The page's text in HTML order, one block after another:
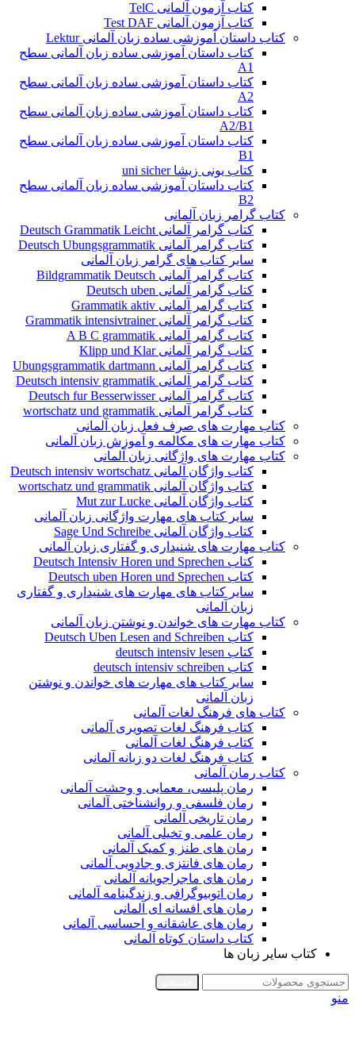
کتاب آزمون آلمانی TelC
کتاب آزمون آلمانی Test DAF
کتاب داستان آموزشی ساده زبان آلمانی Lektur
کتاب داستان آموزشی ساده زبان آلمانی سطح
A1
کتاب داستان آموزشی ساده زبان آلمانی سطح
A2
کتاب داستان آموزشی ساده زبان آلمانی سطح
A2/B1
کتاب داستان آموزشی ساده زبان آلمانی سطح
B1
کتاب یونی زیشا uni sicher
کتاب داستان آموزشی ساده زبان آلمانی سطح
B2
کتاب گرامر زبان آلمانی
کتاب گرامر آلمانی Deutsch Grammatik Leicht
کتاب گرامر آلمانی Deutsch Ubungsgrammatik
سایر کتاب های گرامر زبان آلمانی
کتاب گرامر آلمانی Bildgrammatik Deutsch
کتاب گرامر آلمانی Deutsch uben
کتاب گرامر آلمانی Grammatik aktiv
کتاب گرامر آلمانی Grammatik intensivtrainer
کتاب گرامر آلمانی A B C grammatik
کتاب گرامر آلمانی Klipp und Klar
کتاب گرامر آلمانی Ubungsgrammatik dartmann
کتاب گرامر آلمانی Deutsch intensiv grammatik
کتاب گرامر آلمانی Deutsch fur Besserwisser
کتاب گرامر آلمانی wortschatz und grammatik
کتاب مهارت های صرف فعل زبان آلمانی
کتاب مهارت های مکالمه و آموزش زبان آلمانی
کتاب مهارت های واژگانی زبان آلمانی
کتاب واژگان آلمانی Deutsch intensiv wortschatz
کتاب واژگان آلمانی wortschatz und grammatik
کتاب واژگان آلمانی Mut zur Lucke
سایر کتاب های مهارت واژگانی زبان آلمانی
کتاب واژگان آلمانی Sage Und Schreibe
کتاب مهارت های شنیداری و گفتاری زبان آلمانی
کتاب Deutsch Intensiv Horen und Sprechen
کتاب Deutsch uben Horen und Sprechen
سایر کتاب های مهارت های شنیداری و گفتاری
زبان آلمانی
کتاب مهارت های خواندن و نوشتن زبان آلمانی
کتاب Deutsch Uben Lesen and Schreiben
کتاب deutsch intensiv lesen
کتاب deutsch intensiv schreiben
سایر کتاب های مهارت های خواندن و نوشتن
زبان آلمانی
کتاب های فرهنگ لغات آلمانی
کتاب فرهنگ لغات تصویری آلمانی
کتاب فرهنگ لغات آلمانی
کتاب فرهنگ لغات دو زبانه آلمانی
کتاب رمان آلمانی
رمان پلیسی، معمایی و وحشت آلمانی
رمان فلسفی و روانشناختی آلمانی
رمان تاریخی آلمانی
رمان علمی و تخیلی آلمانی
رمان های طنز و کمیک آلمانی
رمان های فانتزی و جادویی آلمانی
رمان های ماجراجویانه آلمانی
رمان اتوبیوگرافی و زندگینامه آلمانی
رمان های افسانه ای آلمانی
رمان های عاشقانه و احساسی آلمانی
کتاب داستان کوتاه آلمانی
کتاب سایر زبان ها
منو